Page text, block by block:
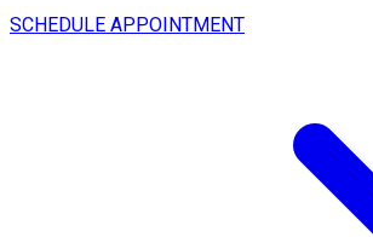
SCHEDULE APPOINTMENT